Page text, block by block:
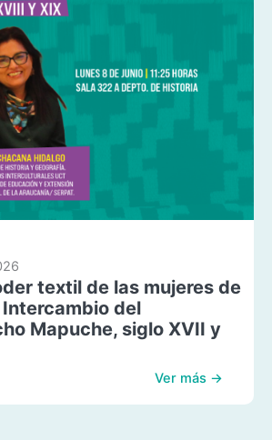
textil de las mujeres de
del
Mapuche, siglo XVII y
Ver más →